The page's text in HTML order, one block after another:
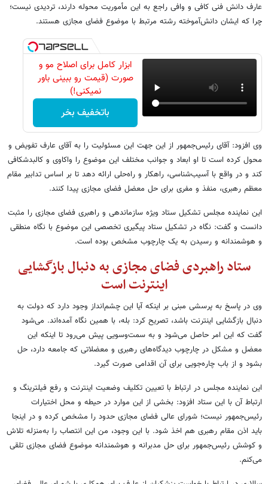
عارف دانش فنی کافی و وافی راجع به این مأموریت محوله دارند، تردیدی نیست؛
چرا که ایشان دانش‌آموخته رشته مرتبط با موضوع فضای مجازی هستند.
ابزار کامل برای اصلاح مو و
صورت (قیمت رو ببینی باور
نمیکنی!)
باتخفیف بخر
وی افزود: آقای رئیس‌جمهور از این جهت این مسئولیت را به آقای عارف تفویض و
محول کرده است تا او ابعاد و جوانب مختلف این موضوع را واکاوی و کالبدشکافی
کند و در واقع با آسیب‌شناسی، راهکار و راه‌حلی ارائه دهد تا بر اساس تدابیر مقام
معظم رهبری، منفذ و مفری برای حل معضل فضای مجازی پیدا کنند.
این نماینده مجلس تشکیل ستاد ویژه سازماندهی و راهبری فضای مجازی را مثبت
دانست و گفت: نگاه در تشکیل ستاد پیگیری تخصصی این موضوع با نگاه منطقی
و هوشمندانه و رسیدن به یک چارچوب مشخص بوده است.
ستاد راهبردی فضای مجازی به دنبال بازگشایی
اینترنت است
وی در پاسخ به پرسشی مبنی بر اینکه آیا این چشم‌انداز وجود دارد که دولت به
دنبال بازگشایی اینترنت باشد، تصریح کرد: بله، با همین نگاه آمده‌اند. می‌شود
گفت که این امر حاصل می‌شود و به سمت‌وسویی پیش می‌رود تا اینکه این
معضل و مشکل در چارچوب دیدگاه‌های رهبری و معضلاتی که جامعه دارد، حل
بشود و از باب چاره‌جویی برای آن اقدامی صورت گیرد.
این نماینده مجلس در ارتباط با تعیین تکلیف وضعیت اینترنت و رفع فیلترینگ و
ارتباط آن با این ستاد افزود: بخشی از این موارد در حیطه و محل اختیارات
رئیس‌جمهور نیست؛ شورای عالی فضای مجازی حدود را مشخص کرده و در اینجا
باید اذن مقام رهبری هم اخذ شود. با این وجود، من این انتصاب را به‌منزله تلاش
و کوشش رئیس‌جمهور برای حل مدبرانه و هوشمندانه موضوع فضای مجازی تلقی
می‌کنم.